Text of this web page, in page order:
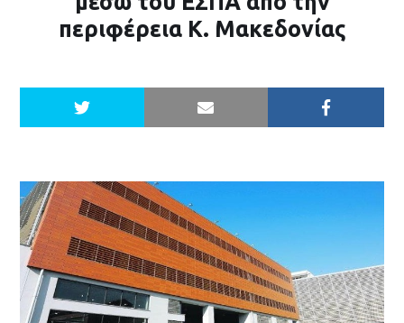
περιφέρεια Κ. Μακεδονίας